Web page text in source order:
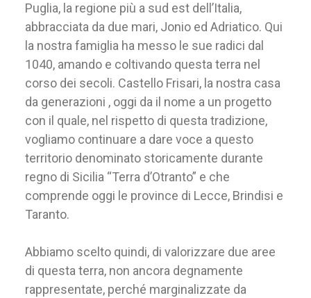
Puglia, la regione più a sud est dell’Italia,
abbracciata da due mari, Jonio ed Adriatico. Qui
la nostra famiglia ha messo le sue radici dal
1040, amando e coltivando questa terra nel
corso dei secoli. Castello Frisari, la nostra casa
da generazioni , oggi da il nome a un progetto
con il quale, nel rispetto di questa tradizione,
vogliamo continuare a dare voce a questo
territorio denominato storicamente durante
regno di Sicilia “Terra d’Otranto” e che
comprende oggi le province di Lecce, Brindisi e
Taranto.
Abbiamo scelto quindi, di valorizzare due aree
di questa terra, non ancora degnamente
rappresentate, perché marginalizzate da